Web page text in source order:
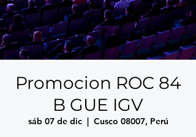
Promocion ROC 84
B GUE IGV
sáb 07 de dic
  |
Cusco 08007, Perú